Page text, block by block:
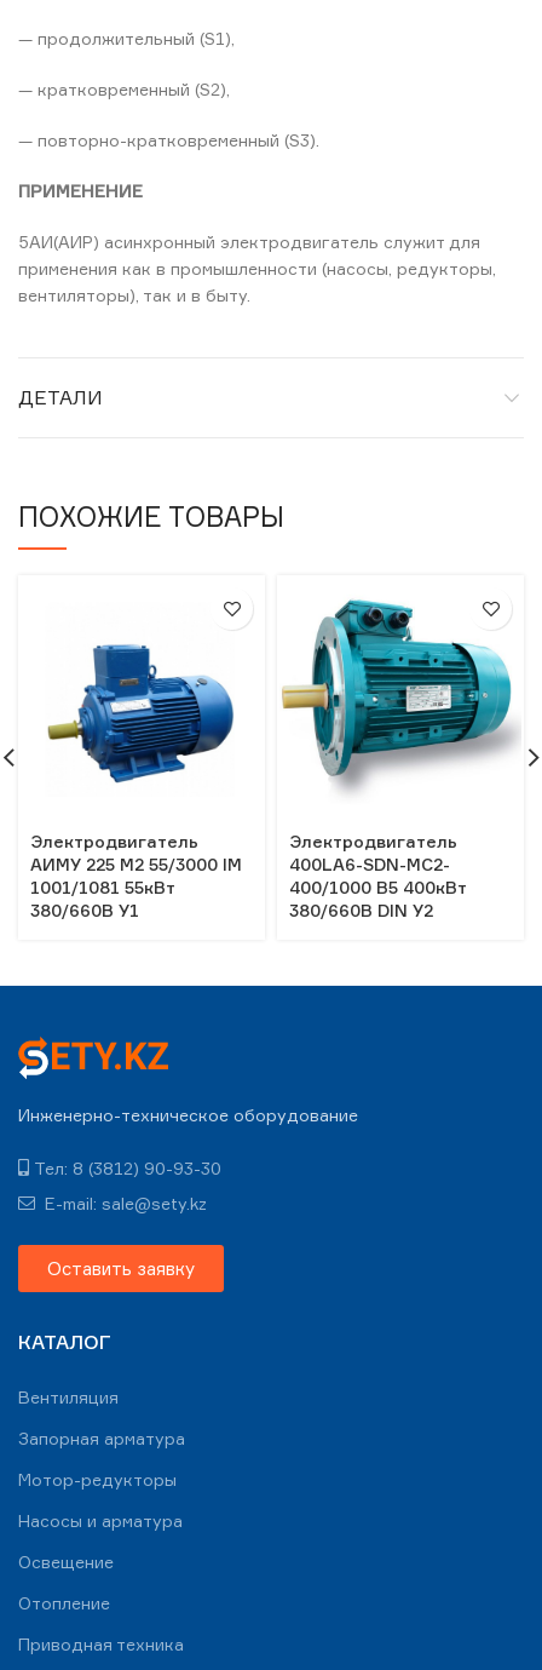
— продолжительный (S1),
— кратковременный (S2),
— повторно-кратковременный (S3).
ПРИМЕНЕНИЕ
5АИ(АИР) асинхронный электродвигатель служит для
применения как в промышленности (насосы, редукторы,
вентиляторы), так и в быту.
ДЕТАЛИ
ПОХОЖИЕ ТОВАРЫ
Электродвигатель
АИМУ 225 М2 55/3000 IM
1001/1081 55кВт
380/660В У1
Электродвигатель
400LA6-SDN-MC2-
400/1000 B5 400кВт
380/660В DIN У2
Инженерно-техническое оборудование
Тел: 8 (3812) 90-93-30
E-mail: sale@sety.kz
Оставить заявку
КАТАЛОГ
Вентиляция
Запорная арматура
Мотор-редукторы
Насосы и арматура
Освещение
Отопление
Приводная техника